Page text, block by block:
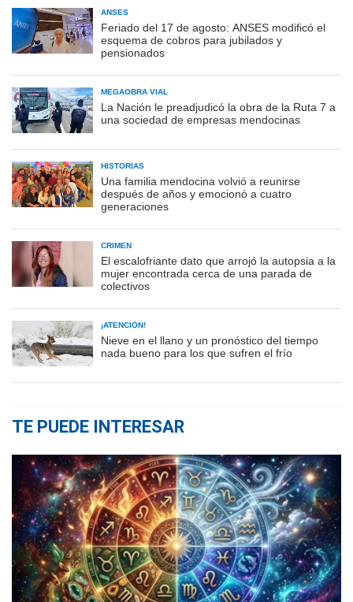
ANSES
Feriado del 17 de agosto: ANSES modificó el
esquema de cobros para jubilados y
pensionados
MEGAOBRA VIAL
La Nación le preadjudicó la obra de la Ruta 7 a
una sociedad de empresas mendocinas
HISTORIAS
Una familia mendocina volvió a reunirse
después de años y emocionó a cuatro
generaciones
CRIMEN
El escalofriante dato que arrojó la autopsia a la
mujer encontrada cerca de una parada de
colectivos
¡ATENCIÓN!
Nieve en el llano y un pronóstico del tiempo
nada bueno para los que sufren el frío
TE PUEDE INTERESAR